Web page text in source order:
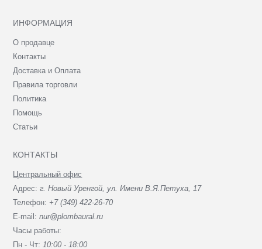
ИНФОРМАЦИЯ
О продавце
Контакты
Доставка и Оплата
Правила торговли
Политика
Помощь
Статьи
КОНТАКТЫ
Центральный офис
Адрес:г. Новый Уренгой, ул. Имени В.Я.Петуха, 17
Телефон: +7 (349) 422-26-70
E-mail:nur@plombaural.ru
Часы работы:
Пн - Чт: 10:00 - 18:00